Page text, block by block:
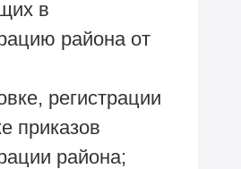
в
района от
регистрации
приказов
района;